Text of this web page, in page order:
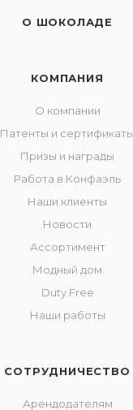
О ШОКОЛАДЕ
КОМПАНИЯ
О компании
Патенты и сертификаты
Призы и награды
Работа в Конфаэль
Наши клиенты
Новости
Ассортимент
Модный дом
Duty Free
Наши работы
СОТРУДНИЧЕСТВО
Арендодателям